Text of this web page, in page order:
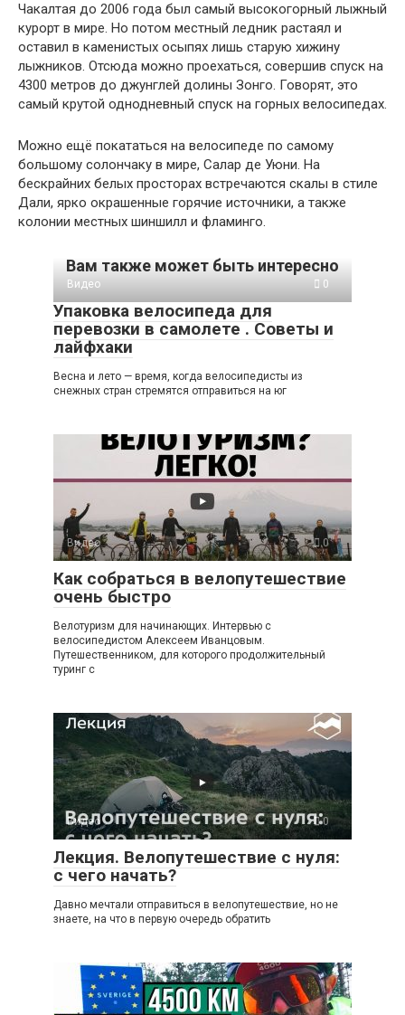
Чакалтая до 2006 года был самый высокогорный лыжный
курорт в мире. Но потом местный ледник растаял и
оставил в каменистых осыпях лишь старую хижину
лыжников. Отсюда можно проехаться, совершив спуск на
4300 метров до джунглей долины Зонго. Говорят, это
самый крутой однодневный спуск на горных велосипедах.
Можно ещё покататься на велосипеде по самому
большому солончаку в мире, Салар де Уюни. На
бескрайних белых просторах встречаются скалы в стиле
Дали, ярко окрашенные горячие источники, а также
колонии местных шиншилл и фламинго.
Вам также может быть интересно
Видео 0
Упаковка велосипеда для
перевозки в самолете . Советы и
лайфхаки
Весна и лето — время, когда велосипедисты из
снежных стран стремятся отправиться на юг
Видео 0
Как собраться в велопутешествие
очень быстро
Велотуризм для начинающих. Интервью с
велосипедистом Алексеем Иванцовым.
Путешественником, для которого продолжительный
туринг с
Видео 0
Лекция. Велопутешествие с нуля:
с чего начать?
Давно мечтали отправиться в велопутешествие, но не
знаете, на что в первую очередь обратить